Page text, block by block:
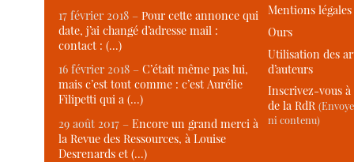
17 février 2018 –Pour cette annonce qui
date, j’ai changé d’adresse mail :
contact : (…)
16 février 2018 –C’était même pas lui,
mais c’est tout comme : c’est Aurélie
Filipetti qui a (…)
29 août 2017 –Encore un grand merci à
la Revue des Ressources, à Louise
Desrenards et (…)
Mentions légales
Ours
Utilisation des
d’auteurs
Inscrivez-vous
de la RdR
ni contenu)